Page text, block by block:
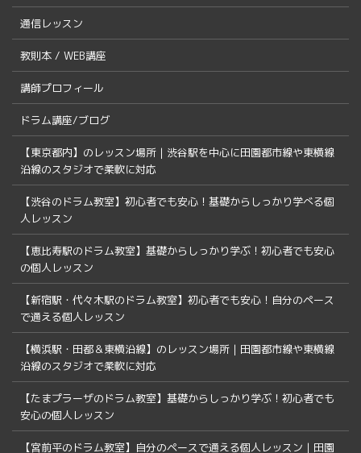
通信レッスン
教則本 / WEB講座
講師プロフィール
ドラム講座/ブログ
【東京都内】のレッスン場所｜渋谷駅を中心に田園都市線や東横線
沿線のスタジオで柔軟に対応
【渋谷のドラム教室】初心者でも安心！基礎からしっかり学べる個
人レッスン
【恵比寿駅のドラム教室】基礎からしっかり学ぶ！初心者でも安心
の個人レッスン
【新宿駅・代々木駅のドラム教室】初心者でも安心！自分のペース
で通える個人レッスン
【横浜駅・田都＆東横沿線】のレッスン場所｜田園都市線や東横線
沿線のスタジオで柔軟に対応
【たまプラーザのドラム教室】基礎からしっかり学ぶ！初心者でも
安心の個人レッスン
【宮前平のドラム教室】自分のペースで通える個人レッスン｜田園